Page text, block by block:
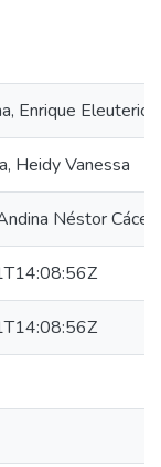
Enrique Eleuterio
Heidy Vanessa
Néstor